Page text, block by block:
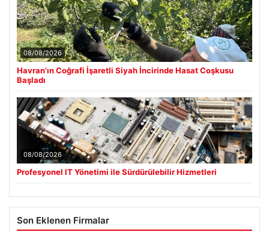
08/08/2026
Havran’ın Coğrafi İşaretli Siyah İncirinde Hasat Coşkusu
Başladı
08/08/2026
Profesyonel IT Yönetimi ile Sürdürülebilir Hizmetleri
Son Eklenen Firmalar